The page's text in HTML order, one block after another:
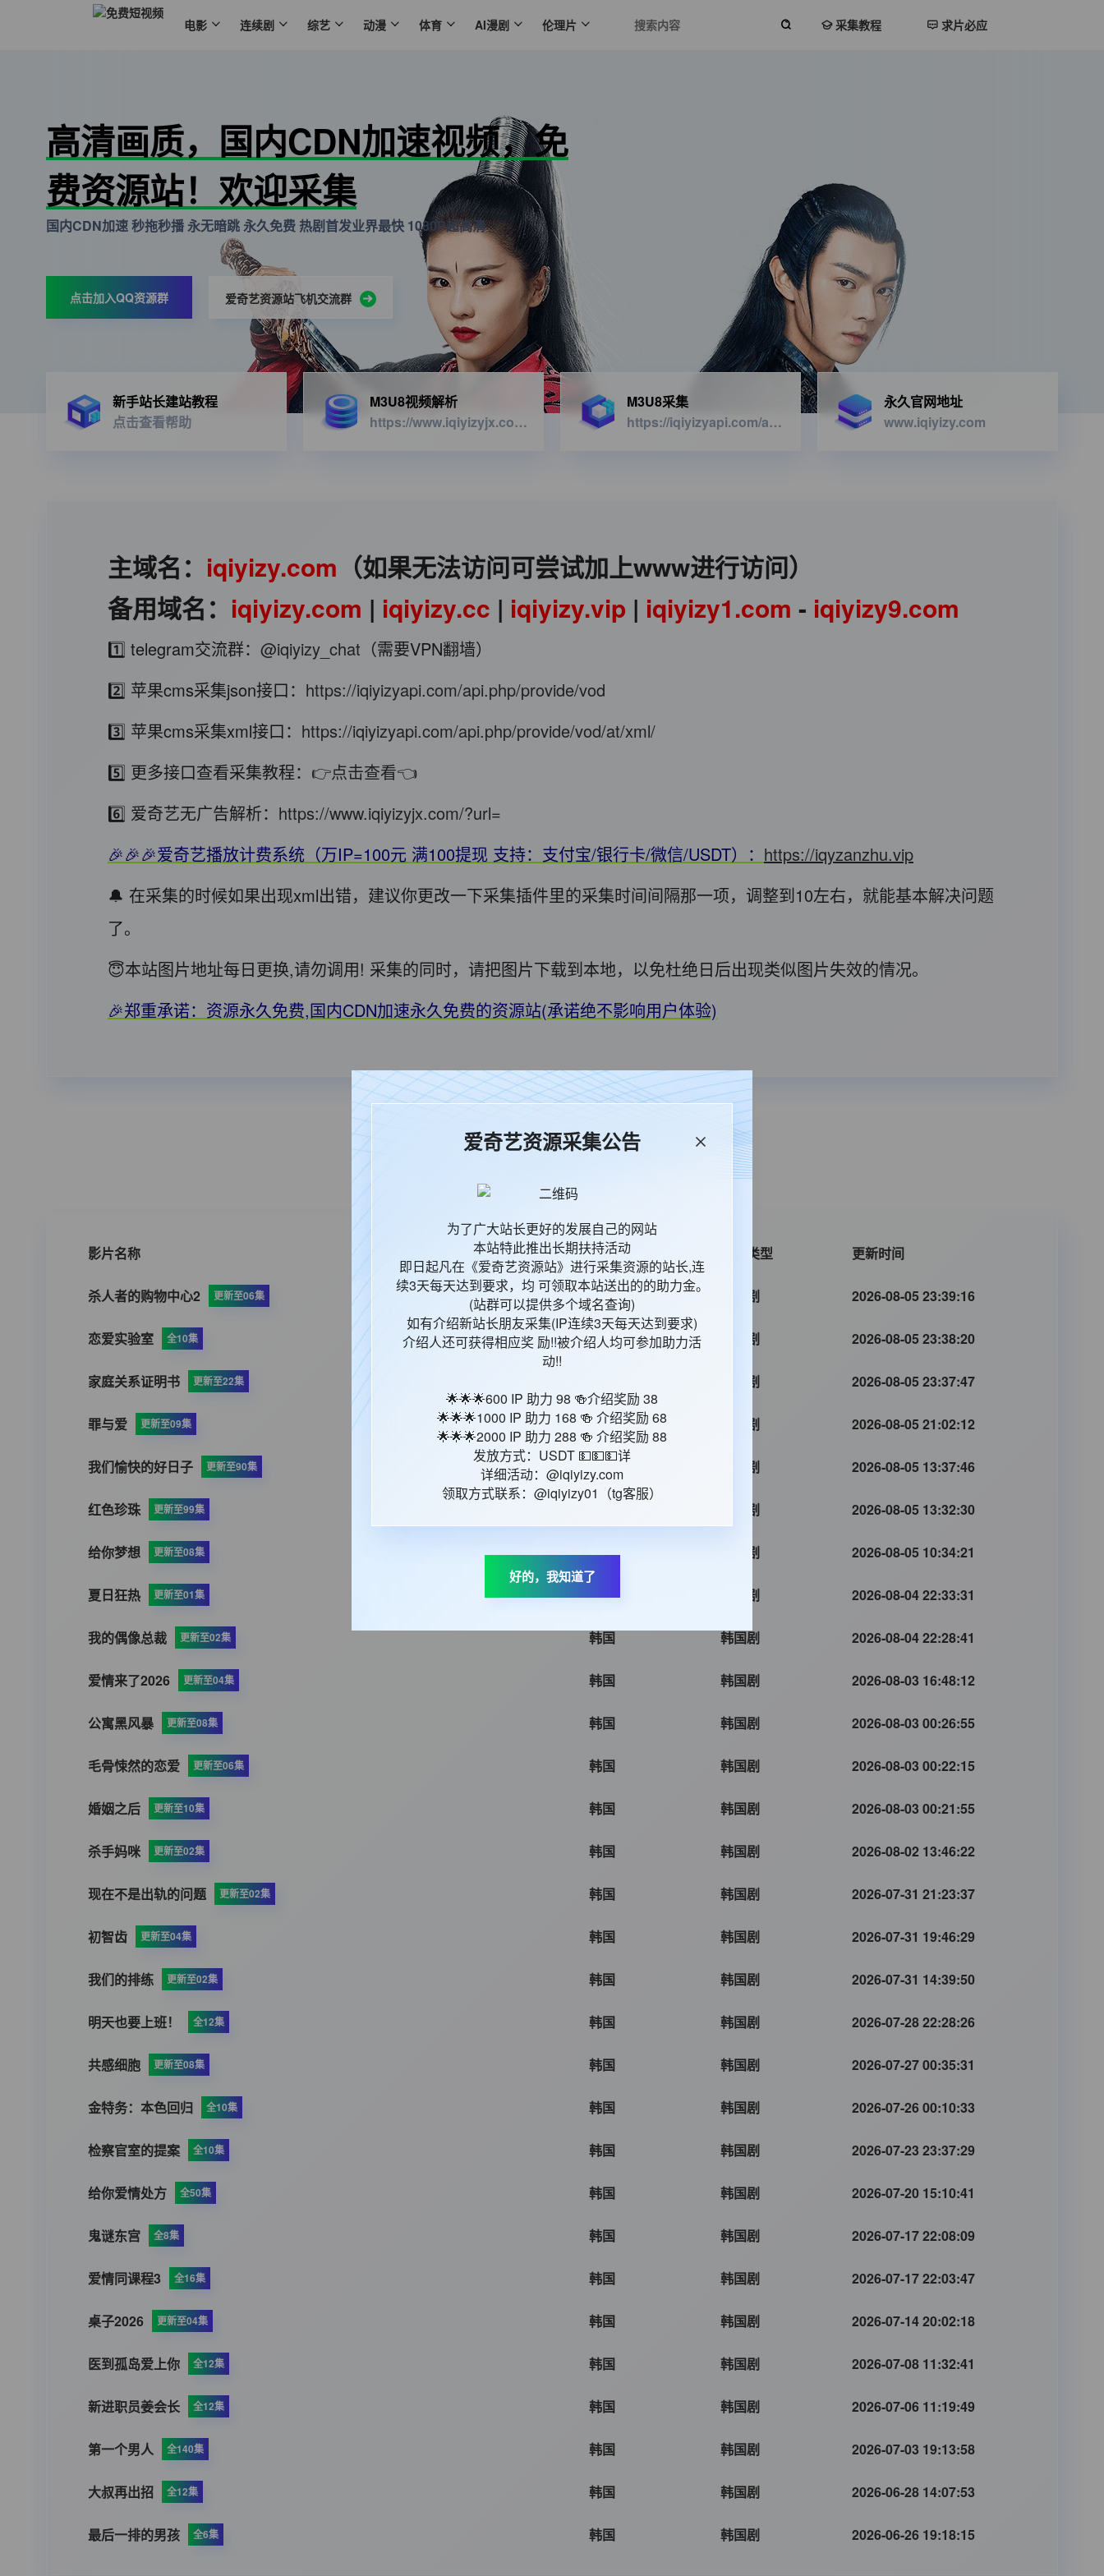
电影 连续剧 综艺 动漫 体育 AI漫剧 伦理片 采集教程 求片必应
高清画质，国内CDN加速视频，免
费资源站！欢迎采集
国内CDN加速 秒拖秒播 永无暗跳 永久免费 热剧首发业界最快 1080P超高清
点击加入QQ资源群 爱奇艺资源站飞机交流群
新手站长建站教程
点击查看帮助
M3U8视频解析
https://www.iqiyizyjx.com/?url=
M3U8采集
https://iqiyizyapi.com/api.php/provide/vod/from/snm3u8/at/xml
永久官网地址
www.iqiyizy.com
主域名： iqiyizy.com （如果无法访问可尝试加上www进行访问）
备用域名： iqiyizy.com | iqiyizy.cc | iqiyizy.vip | iqiyizy1.com - iqiyizy9.com
1️⃣ telegram交流群： @iqiyizy_chat （需要VPN翻墙）
2️⃣ 苹果cms采集json接口： https://iqiyizyapi.com/api.php/provide/vod
3️⃣ 苹果cms采集xml接口： https://iqiyizyapi.com/api.php/provide/vod/at/xml/
5️⃣ 更多接口查看采集教程： 👉点击查看👈
6️⃣ 爱奇艺无广告解析： https://www.iqiyizyjx.com/?url=
🎉🎉🎉爱奇艺播放计费系统（万IP=100元 满100提现 支持：支付宝/银行卡/微信/USDT）： https://iqyzanzhu.vip
🔔 在采集的时候如果出现xml出错，建议你更改一下采集插件里的采集时间间隔那一项，调整到10左右，就能基本解决问题
了。
😇本站图片地址每日更换,请勿调用! 采集的同时，请把图片下载到本地，以免杜绝日后出现类似图片失效的情况。
🎉郑重承诺：资源永久免费,国内CDN加速永久免费的资源站(承诺绝不影响用户体验)
本站统计 65474 今日更新
影片名称 影片地区 影片类型 更新时间
杀人者的购物中心2 更新至06集 韩国 韩国剧 2026-08-05 23:39:16
恋爱实验室 全10集 韩国 韩国剧 2026-08-05 23:38:20
家庭关系证明书 更新至22集 韩国剧 2026-08-05 23:37:47
罪与爱 更新至09集 韩国 韩国剧 2026-08-05 21:02:12
我们愉快的好日子 更新至90集 韩国 韩国剧 2026-08-05 13:37:46
红色珍珠 更新至99集 韩国剧 2026-08-05 13:32:30
给你梦想 更新至08集 韩国 韩国剧 2026-08-05 10:34:21
夏日狂热 更新至01集 韩国 韩国剧 2026-08-04 22:33:31
我的偶像总裁 更新至02集 韩国 韩国剧 2026-08-04 22:28:41
爱情来了2026 更新至04集 韩国 韩国剧 2026-08-03 16:48:12
公寓黑风暴 更新至08集 韩国 韩国剧 2026-08-03 00:26:55
毛骨悚然的恋爱 更新至06集 韩国 韩国剧 2026-08-03 00:22:15
婚姻之后 更新至10集 韩国 韩国剧 2026-08-03 00:21:55
杀手妈咪 更新至02集 韩国 韩国剧 2026-08-02 13:46:22
现在不是出轨的问题 更新至02集 韩国 韩国剧 2026-07-31 21:23:37
初智齿 更新至04集 韩国 韩国剧 2026-07-31 19:46:29
我们的排练 更新至02集 韩国 韩国剧 2026-07-31 14:39:50
明天也要上班！ 全12集 韩国 韩国剧 2026-07-28 22:28:26
共感细胞 更新至08集 韩国 韩国剧 2026-07-27 00:35:31
金特务：本色回归 全10集 韩国 韩国剧 2026-07-26 00:10:33
检察官室的提案 全10集 韩国 韩国剧 2026-07-23 23:37:29
给你爱情处方 全50集 韩国 韩国剧 2026-07-20 15:10:41
鬼谜东宫 全8集 韩国 韩国剧 2026-07-17 22:08:09
爱情同课程3 全16集 韩国 韩国剧 2026-07-17 22:03:47
桌子2026 更新至04集 韩国 韩国剧 2026-07-14 20:02:18
医到孤岛爱上你 全12集 韩国 韩国剧 2026-07-08 11:32:41
新进职员姜会长 全12集 韩国 韩国剧 2026-07-06 11:19:49
第一个男人 全140集 韩国 韩国剧 2026-07-03 19:13:58
大叔再出招 全12集 韩国 韩国剧 2026-06-28 14:07:53
最后一排的男孩 全6集 韩国 韩国剧 2026-06-26 19:18:15
爱奇艺资源采集公告
为了广大站长更好的发展自己的网站
本站特此推出长期扶持活动
即日起凡在《爱奇艺资源站》进行采集资源的站长,连
续3天每天达到要求，均 可领取本站送出的的助力金。
(站群可以提供多个域名查询)
如有介绍新站长朋友采集(IP连续3天每天达到要求)
介绍人还可获得相应奖 励!!被介绍人均可参加助力活
动!!
🌟🌟🌟600 IP 助力 98 🍻介绍奖励 38
🌟🌟🌟1000 IP 助力 168 🍻 介绍奖励 68
🌟🌟🌟2000 IP 助力 288 🍻 介绍奖励 88
发放方式：USDT 💵💵💵详
详细活动：@iqiyizy.com
领取方式联系：@iqiyizy01（tg客服）
好的，我知道了